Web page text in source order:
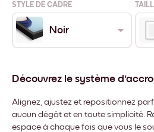
STYLE DE CADRE
Noir
Découvrez le système
Alignez, ajustez et repositionnez
aucun dégât et en toute simplicité.
espace à chaque fois que vous le